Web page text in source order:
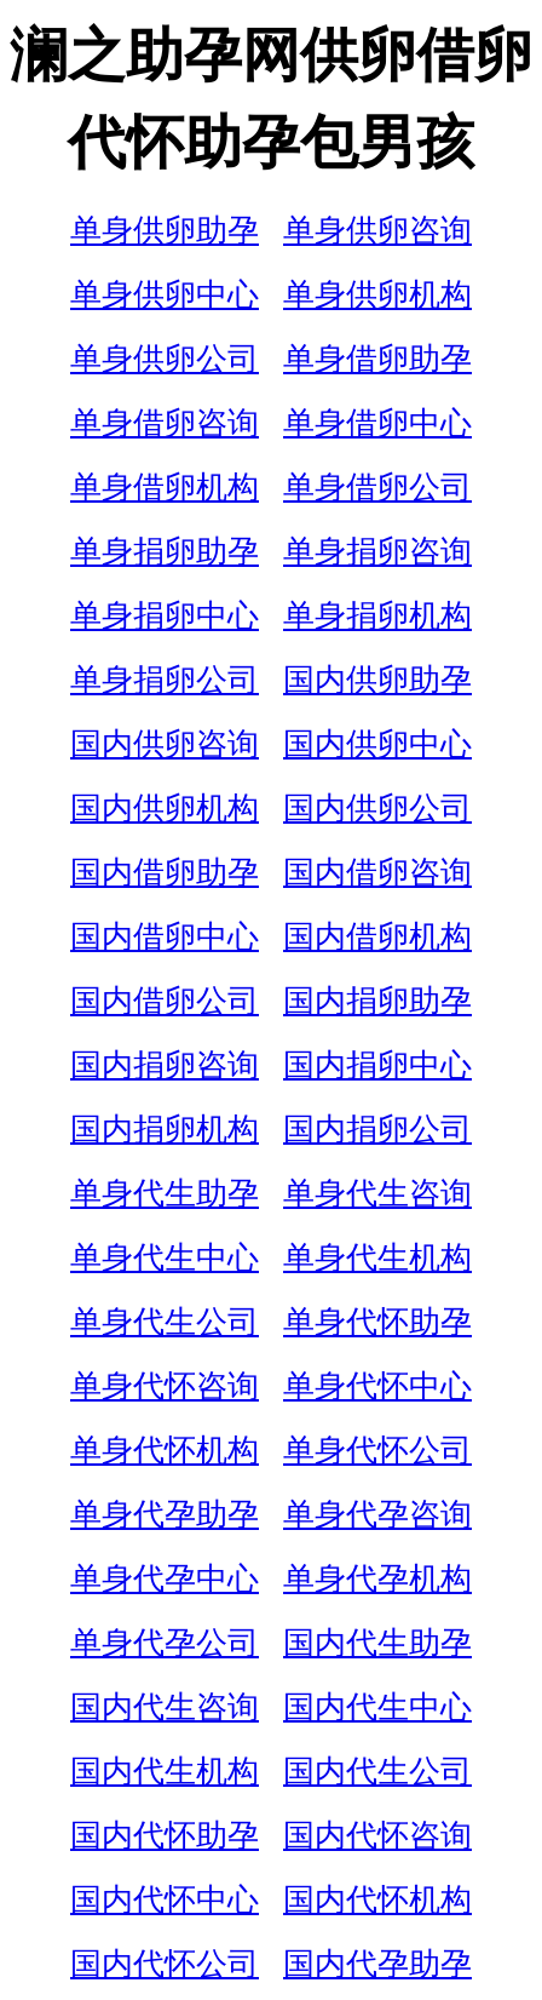
澜之助孕网供卵借卵
代怀助孕包男孩
单身供卵助孕
单身供卵咨询
单身供卵中心
单身供卵机构
单身供卵公司
单身借卵助孕
单身借卵咨询
单身借卵中心
单身借卵机构
单身借卵公司
单身捐卵助孕
单身捐卵咨询
单身捐卵中心
单身捐卵机构
单身捐卵公司
国内供卵助孕
国内供卵咨询
国内供卵中心
国内供卵机构
国内供卵公司
国内借卵助孕
国内借卵咨询
国内借卵中心
国内借卵机构
国内借卵公司
国内捐卵助孕
国内捐卵咨询
国内捐卵中心
国内捐卵机构
国内捐卵公司
单身代生助孕
单身代生咨询
单身代生中心
单身代生机构
单身代生公司
单身代怀助孕
单身代怀咨询
单身代怀中心
单身代怀机构
单身代怀公司
单身代孕助孕
单身代孕咨询
单身代孕中心
单身代孕机构
单身代孕公司
国内代生助孕
国内代生咨询
国内代生中心
国内代生机构
国内代生公司
国内代怀助孕
国内代怀咨询
国内代怀中心
国内代怀机构
国内代怀公司
国内代孕助孕